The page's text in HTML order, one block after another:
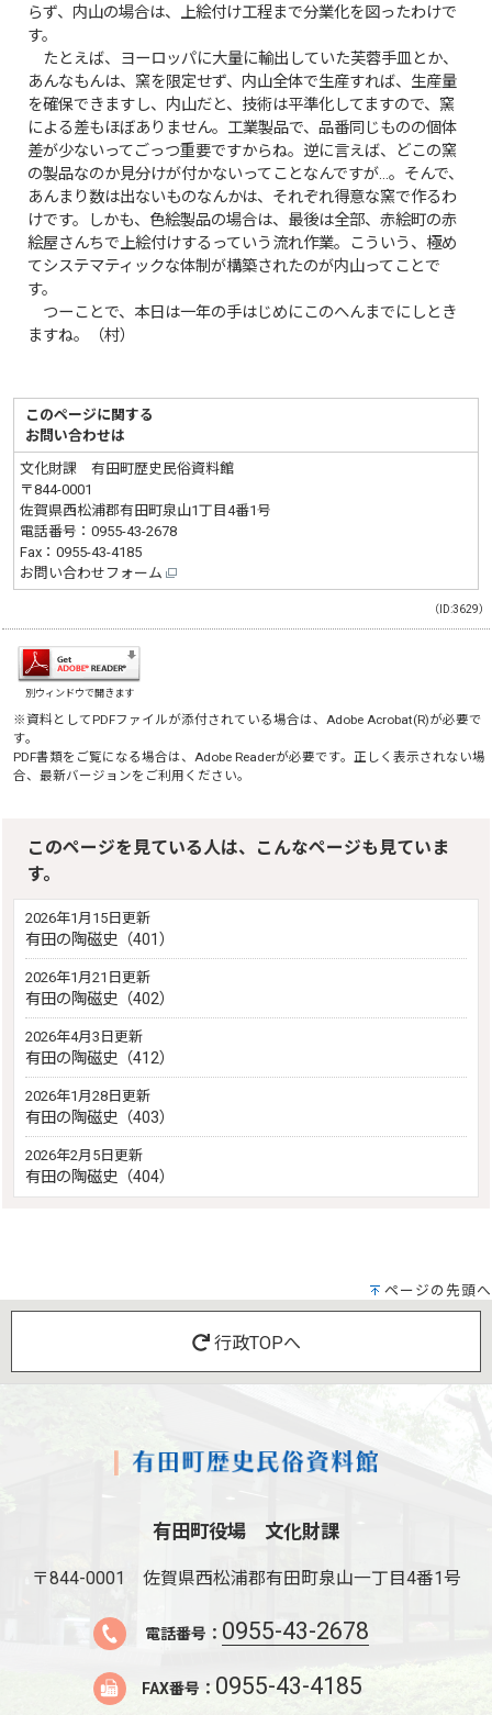
らず、内山の場合は、上絵付け工程まで分業化を図ったわけで
す。
たとえば、ヨーロッパに大量に輸出していた芙蓉手皿とか、
あんなもんは、窯を限定せず、内山全体で生産すれば、生産量
を確保できますし、内山だと、技術は平準化してますので、窯
による差もほぼありません。工業製品で、品番同じものの個体
差が少ないってごっつ重要ですからね。逆に言えば、どこの窯
の製品なのか見分けが付かないってことなんですが…。そんで、
あんまり数は出ないものなんかは、それぞれ得意な窯で作るわ
けです。しかも、色絵製品の場合は、最後は全部、赤絵町の赤
絵屋さんちで上絵付けするっていう流れ作業。こういう、極め
てシステマティックな体制が構築されたのが内山ってことで
す。
つーことで、本日は一年の手はじめにこのへんまでにしとき
ますね。（村）
このページに関する
お問い合わせは
文化財課 有田町歴史民俗資料館
〒844-0001
佐賀県西松浦郡有田町泉山1丁目4番1号
電話番号：0955-43-2678
Fax：0955-43-4185
お問い合わせフォーム
（ID:3629）
別ウィンドウで開きます
※資料としてPDFファイルが添付されている場合は、Adobe Acrobat(R)が必要で
す。
PDF書類をご覧になる場合は、Adobe Readerが必要です。正しく表示されない場
合、最新バージョンをご利用ください。
このページを見ている人は、こんなページも見ていま
す。
2026年1月15日更新
有田の陶磁史（401）
2026年1月21日更新
有田の陶磁史（402）
2026年4月3日更新
有田の陶磁史（412）
2026年1月28日更新
有田の陶磁史（403）
2026年2月5日更新
有田の陶磁史（404）
ページの先頭へ
行政TOPへ
有田町役場 文化財課
〒844-0001 佐賀県西松浦郡有田町泉山一丁目4番1号
電話番号： 0955-43-2678
FAX番号： 0955-43-4185